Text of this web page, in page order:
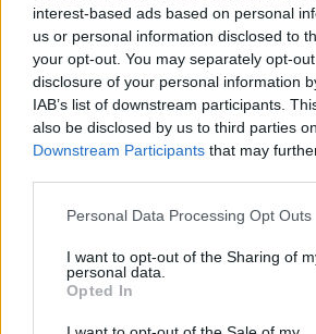
interest-based ads based on personal
us or personal information disclosed to
your opt-out. You may separately opt-
disclosure of your personal information
IAB’s list of downstream participants.
also be disclosed by us to third parties
Downstream Participants that may
Please note that this website/app uses
not limited to your visit or usage
grant or deny consent to Google and its
use your data for below specified
consent section.
Personal Data Processing Opt Outs
I want to opt-out of the Sharing of
personal data.
Opted In
ÚT AZ F1-BE / 2025. MÁJ. 21.
Az év egyik
versenyez Molnár
hétvégén
Snettertonban, a Virtuosi Racing